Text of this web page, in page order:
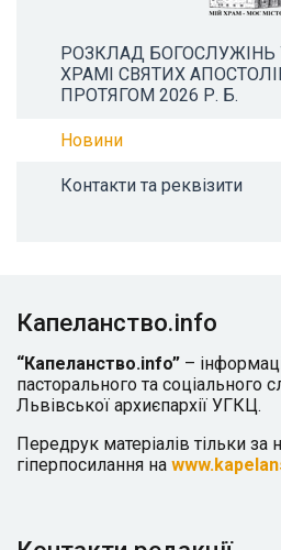
РОЗКЛАД БОГОСЛУЖІНЬ
ХРАМІ СВЯТИХ
ПРОТЯГОМ 2026 Р. Б.
Новини
Контакти та реквізити
Капеланство.info
“Капеланство.info” –
пасторального та соціального
Львівської архиєпархії УГКЦ.
Передрук матеріалів тільки за
гіперпосилання на